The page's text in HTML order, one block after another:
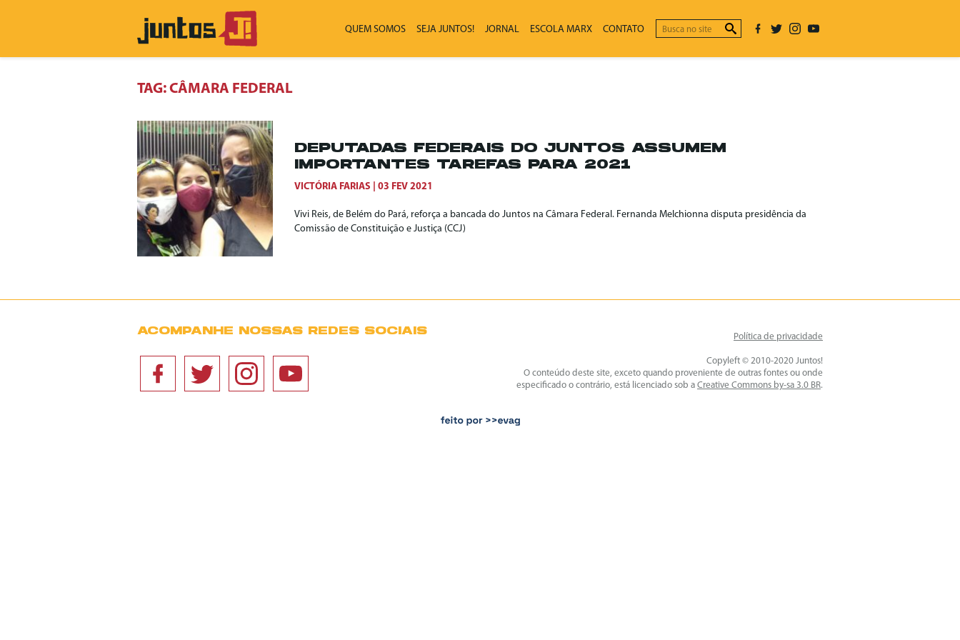
QUEM SOMOS SEJA JUNTOS! JORNAL ESCOLA MARX CONTATO
TAG:CÂMARA FEDERAL
DEPUTADAS FEDERAIS DO JUNTOS ASSUMEM
IMPORTANTES TAREFAS PARA 2021
VICTÓRIA FARIAS 03 FEV 2021
Vivi Reis, de Belém do Pará, reforça a bancada do Juntos na Câmara Federal. Fernanda Melchionna disputa presidência da
Comissão de Constituição e Justiça (CCJ)
ACOMPANHE NOSSAS REDES SOCIAIS Política de privacidade
Copyleft © 2010-2020 Juntos!
O conteúdo deste site, exceto quando proveniente de outras fontes ou onde
especificado o contrário, está licenciado sob a Creative Commons by-sa 3.0 BR.